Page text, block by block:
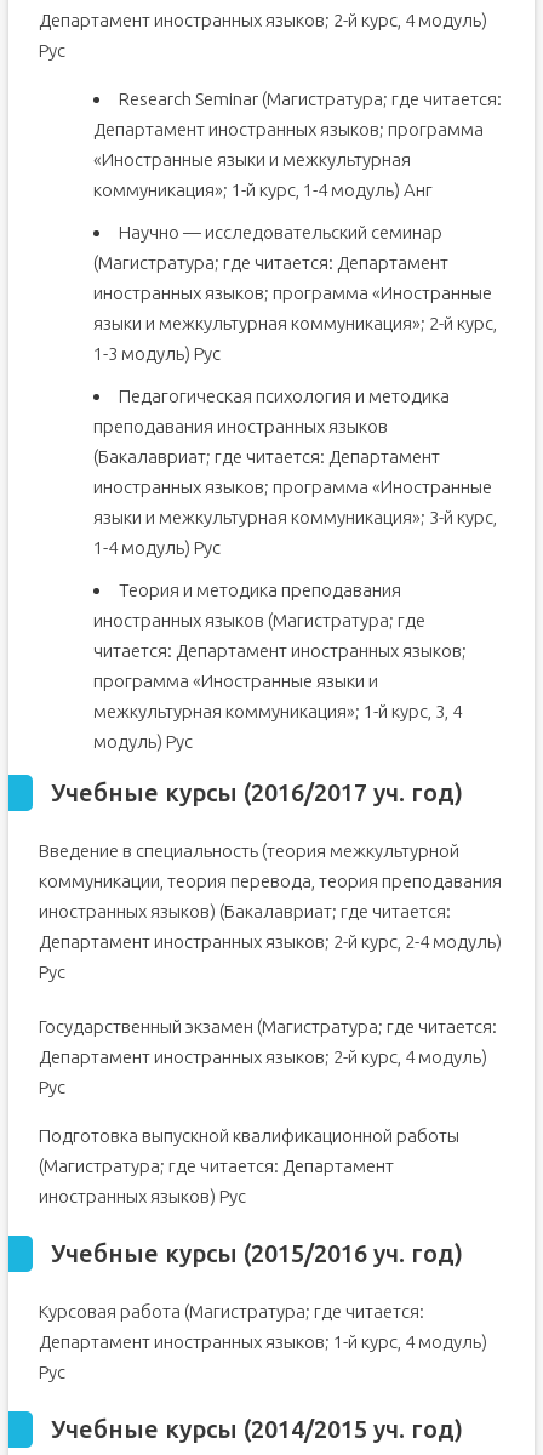
Департамент иностранных языков; 2-й курс, 4 модуль)
Рус
Research Seminar (Магистратура; где читается:
Департамент иностранных языков; программа
«Иностранные языки и межкультурная
коммуникация»; 1-й курс, 1-4 модуль) Анг
Научно — исследовательский семинар
(Магистратура; где читается: Департамент
иностранных языков; программа «Иностранные
языки и межкультурная коммуникация»; 2-й курс,
1-3 модуль) Рус
Педагогическая психология и методика
преподавания иностранных языков
(Бакалавриат; где читается: Департамент
иностранных языков; программа «Иностранные
языки и межкультурная коммуникация»; 3-й курс,
1-4 модуль) Рус
Теория и методика преподавания
иностранных языков (Магистратура; где
читается: Департамент иностранных языков;
программа «Иностранные языки и
межкультурная коммуникация»; 1-й курс, 3, 4
модуль) Рус
Учебные курсы (2016/2017 уч. год)
Введение в специальность (теория межкультурной
коммуникации, теория перевода, теория преподавания
иностранных языков) (Бакалавриат; где читается:
Департамент иностранных языков; 2-й курс, 2-4 модуль)
Рус
Государственный экзамен (Магистратура; где читается:
Департамент иностранных языков; 2-й курс, 4 модуль)
Рус
Подготовка выпускной квалификационной работы
(Магистратура; где читается: Департамент
иностранных языков) Рус
Учебные курсы (2015/2016 уч. год)
Курсовая работа (Магистратура; где читается:
Департамент иностранных языков; 1-й курс, 4 модуль)
Рус
Учебные курсы (2014/2015 уч. год)